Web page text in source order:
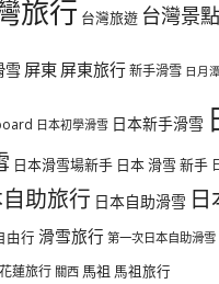
旅行 台灣旅遊 台灣景點
雪 屏東 屏東旅行新手滑雪 日月潭
日本初學滑雪 日本新手滑雪
日本滑雪場新手 日本 滑雪 新手
助旅行 日本自助滑雪
由行 滑雪旅行 第一次日本自助滑雪
花蓮旅行 關西 馬祖 馬祖旅行